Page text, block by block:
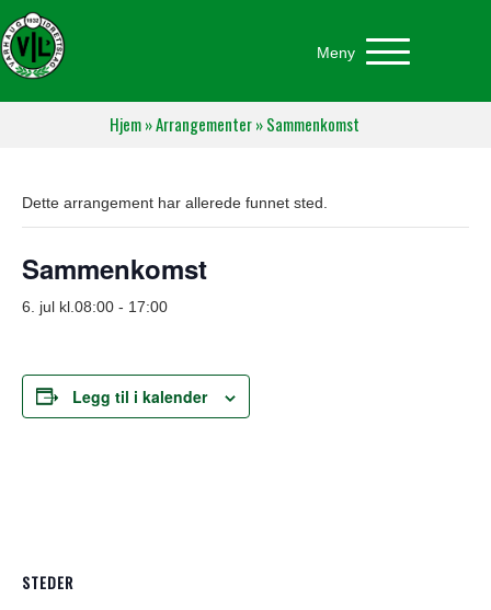
Meny
Hjem»Arrangementer»Sammenkomst
Dette arrangement har allerede funnet sted.
Sammenkomst
6. jul kl.08:00 - 17:00
Legg til i kalender
STEDER